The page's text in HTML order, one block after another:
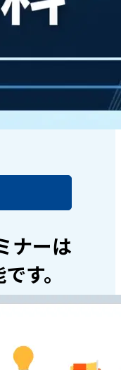
ナーは
す。